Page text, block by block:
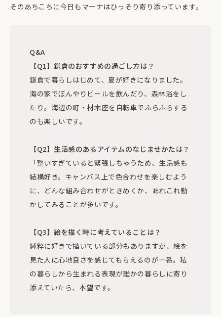
そのあちこちに今日もマーナはひっそり寄り添っています。
Q&A
【Q1】鎌倉のおすすめの過ごし方は？
鎌倉で暮らしはじめて、夏が好きになりました。
海の家でぼんやりビールを飲んだり、森林浴をし
たり。海辺の町・材木座を自転車でふらふらする
のも楽しいです。
【Q2】生活感のあるアイテムのなじませかたは？
「整いすぎていると緊張しちゃうため、生活感も
結構好き。キャンバス上で色合わせを楽しむよう
に、どんな組み合わせがときめくか、あれこれ動
かしてみることが多いです。
【Q3】絵を描く時に考えていることは？
純粋に好きで描いている部分もありますが、絵を
見た人に心地良さを感じてもらえるのが一番。私
の暮らしから生まれる表現が誰かの暮らしに寄り
添えていたら、本望です。